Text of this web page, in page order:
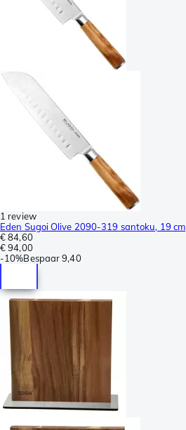
1 review
Eden Sugoi Olive 2090-319 santoku, 19 cm
€ 84,60
€ 94,00
-10%Bespaar 9,40